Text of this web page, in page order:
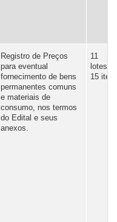
Registro de Preços
para eventual
fornecimento de bens
permanentes comuns
e materiais de
consumo, nos termos
do Edital e seus
anexos.
11
lotes,
15